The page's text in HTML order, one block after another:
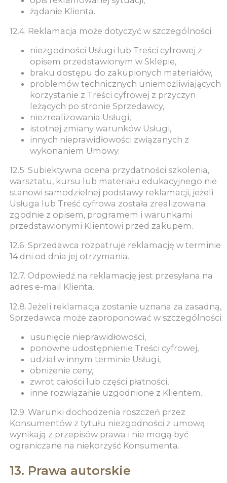
żądanie Klienta.
12.4. Reklamacja może dotyczyć w szczególności:
niezgodności Usługi lub Treści cyfrowej z
opisem przedstawionym w Sklepie,
braku dostępu do zakupionych materiałów,
problemów technicznych uniemożliwiających
korzystanie z Treści cyfrowej z przyczyn
leżących po stronie Sprzedawcy,
niezrealizowania Usługi,
istotnej zmiany warunków Usługi,
innych nieprawidłowości związanych z
wykonaniem Umowy.
12.5. Subiektywna ocena przydatności szkolenia,
warsztatu, kursu lub materiału edukacyjnego nie
stanowi samodzielnej podstawy reklamacji, jeżeli
Usługa lub Treść cyfrowa została zrealizowana
zgodnie z opisem, programem i warunkami
przedstawionymi Klientowi przed zakupem.
12.6. Sprzedawca rozpatruje reklamację w terminie
14 dni od dnia jej otrzymania.
12.7. Odpowiedź na reklamację jest przesyłana na
adres e-mail Klienta.
12.8. Jeżeli reklamacja zostanie uznana za zasadną,
Sprzedawca może zaproponować w szczególności:
usunięcie nieprawidłowości,
ponowne udostępnienie Treści cyfrowej,
udział w innym terminie Usługi,
obniżenie ceny,
zwrot całości lub części płatności,
inne rozwiązanie uzgodnione z Klientem.
12.9. Warunki dochodzenia roszczeń przez
Konsumentów z tytułu niezgodności z umową
wynikają z przepisów prawa i nie mogą być
ograniczane na niekorzyść Konsumenta.
13. Prawa autorskie